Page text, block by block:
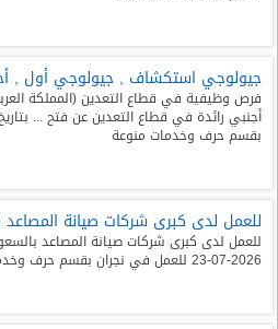
جيولوجي استكشاف , جيولوجي أول ,
فرص وظيفية في قطاع التعدين (المملكة
بقسم حرف وخدمات منوعة
للعمل لدى كبرى شركات صيانة المصاعد
للعمل لدى كبرى شركات صيانة المصاعد
2026-07-23 للعمل في نجران بقسم حرف وخدمات منوعة